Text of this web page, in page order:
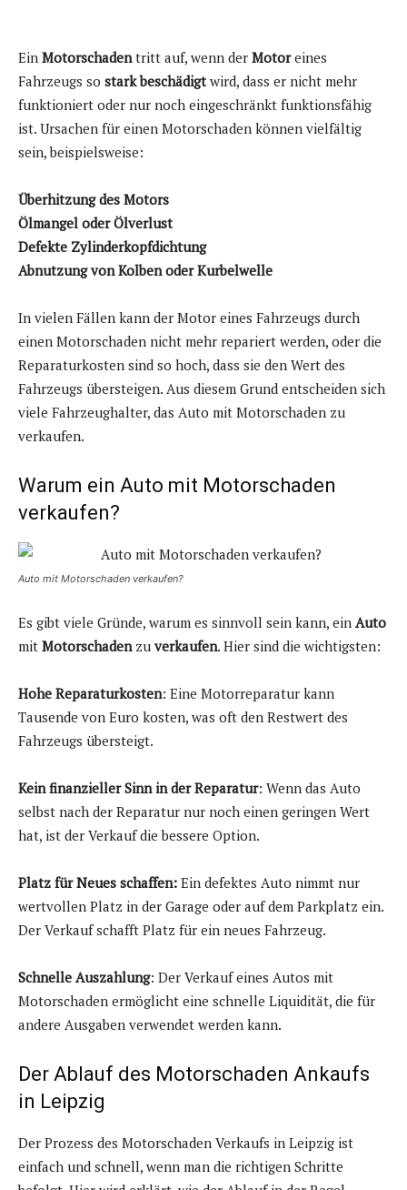
Ein Motorschadentritt auf, wenn der Motoreines
Fahrzeugs so stark beschädigtwird, dass er nicht mehr
funktioniert oder nur noch eingeschränkt funktionsfähig
ist. Ursachen für einen Motorschaden können vielfältig
sein, beispielsweise:
Überhitzung des Motors
Ölmangel oder Ölverlust
Defekte Zylinderkopfdichtung
Abnutzung von Kolben oder Kurbelwelle
In vielen Fällen kann der Motor eines Fahrzeugs durch
einen Motorschaden nicht mehr repariert werden, oder die
Reparaturkosten sind so hoch, dass sie den Wert des
Fahrzeugs übersteigen. Aus diesem Grund entscheiden sich
viele Fahrzeughalter, das Auto mit Motorschaden zu
verkaufen.
Warum ein Auto mit Motorschaden
verkaufen?
Auto mit Motorschaden verkaufen?
Es gibt viele Gründe, warum es sinnvoll sein kann, ein Auto
mit Motorschadenzu verkaufen. Hier sind die wichtigsten:
Hohe Reparaturkosten: Eine Motorreparatur kann
Tausende von Euro kosten, was oft den Restwert des
Fahrzeugs übersteigt.
Kein finanzieller Sinn in der Reparatur: Wenn das Auto
selbst nach der Reparatur nur noch einen geringen Wert
hat, ist der Verkauf die bessere Option.
Platz für Neues schaffen: Ein defektes Auto nimmt nur
wertvollen Platz in der Garage oder auf dem Parkplatz ein.
Der Verkauf schafft Platz für ein neues Fahrzeug.
Schnelle Auszahlung: Der Verkauf eines Autos mit
Motorschaden ermöglicht eine schnelle Liquidität, die für
andere Ausgaben verwendet werden kann.
Der Ablauf des Motorschaden Ankaufs
in Leipzig
Der Prozess des Motorschaden Verkaufs in Leipzig ist
einfach und schnell, wenn man die richtigen Schritte